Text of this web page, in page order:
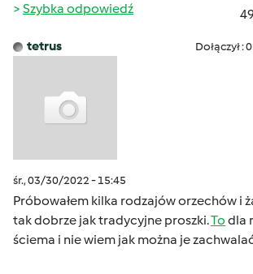
Szybka odpowiedź
tetrus Dołączył :
śr., 03/30/2022 - 15:45
Próbowałem kilka rodzajów orzechów i
tak dobrze jak tradycyjne proszki.To dla
ściema i nie wiem jak można je